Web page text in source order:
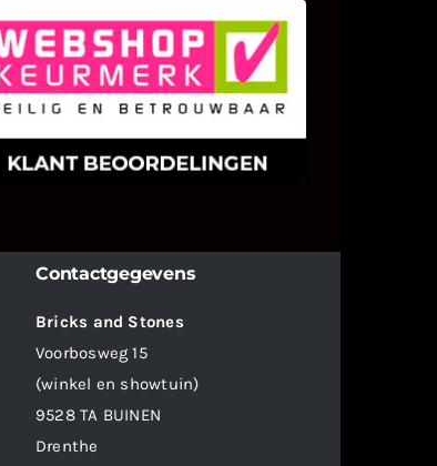
KLANT BEOORDELINGEN
We zijn er zeer op gesteld om te
weten wat u als klant van ons en
onze diensten vindt.
Contactgegevens
Bricks and Stones
Voorbosweg 15
(winkel en showtuin)
9528 TA BUINEN
Drenthe